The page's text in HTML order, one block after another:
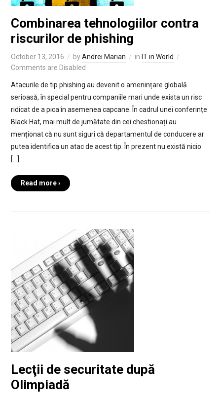
Combinarea tehnologiilor contra
riscurilor de phishing
October 13, 2016 byAndrei Marian in IT in World
Comments are Disabled
Atacurile de tip phishing au devenit o amenințare globală
serioasă, în special pentru companiile mari unde exista un risc
ridicat de a pica în asemenea capcane. În cadrul unei conferințe
Black Hat, mai mult de jumătate din cei chestionați au
menționat că nu sunt siguri că departamentul de conducere ar
putea identifica un atac de acest tip. În prezent nu există nicio
[…]
Read more ›
Lecţii de securitate după
Olimpiadă